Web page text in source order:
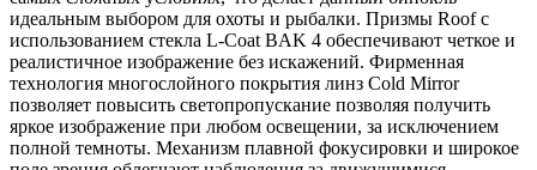
идеальным выбором для охоты и рыбалки. Призмы Roof с
использованием стекла L-Coat BAK 4 обеспечивают четкое и
реалистичное изображение без искажений. Фирменная
технология многослойного покрытия линз Cold Mirror
позволяет повысить светопропускание позволяя получить
яркое изображение при любом освещении, за исключением
полной темноты. Механизм плавной фокусировки и широкое